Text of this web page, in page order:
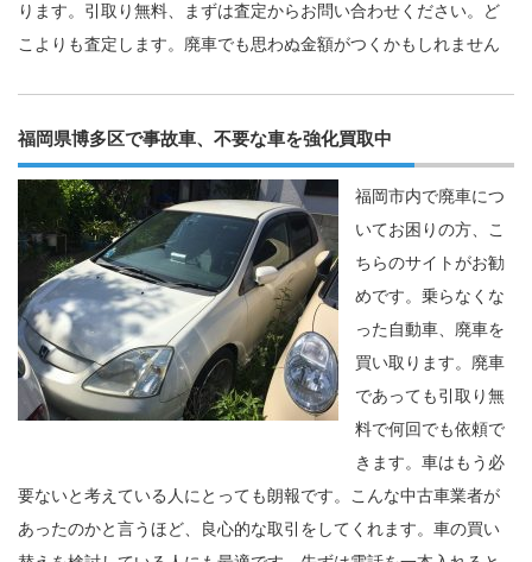
ります。引取り無料、まずは査定からお問い合わせください。ど
こよりも査定します。廃車でも思わぬ金額がつくかもしれません
福岡県博多区で事故車、不要な車を強化買取中
福岡市内で廃車につ
いてお困りの方、こ
ちらのサイトがお勧
めです。乗らなくな
った自動車、廃車を
買い取ります。廃車
であっても引取り無
料で何回でも依頼で
きます。車はもう必
要ないと考えている人にとっても朗報です。こんな中古車業者が
あったのかと言うほど、良心的な取引をしてくれます。車の買い